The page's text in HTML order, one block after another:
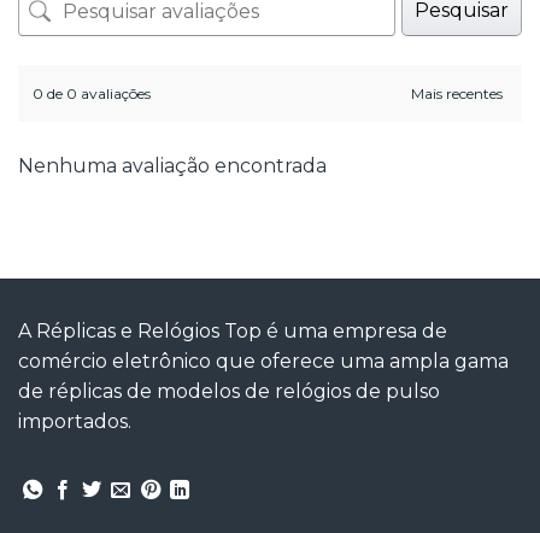
Pesquisar
0 de 0 avaliações
Nenhuma avaliação encontrada
A Réplicas e Relógios Top é uma empresa de
comércio eletrônico que oferece uma ampla gama
de réplicas de modelos de relógios de pulso
importados.